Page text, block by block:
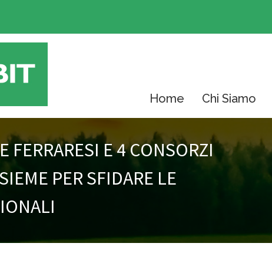
Home Chi Siamo
FERRARESI E 4 CONSORZI
PER SFIDARE LE